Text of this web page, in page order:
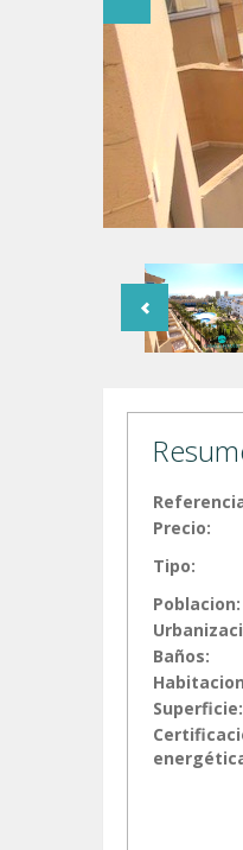
Precio:
Tipo:
Poblacion:
Baños:
Superficie: